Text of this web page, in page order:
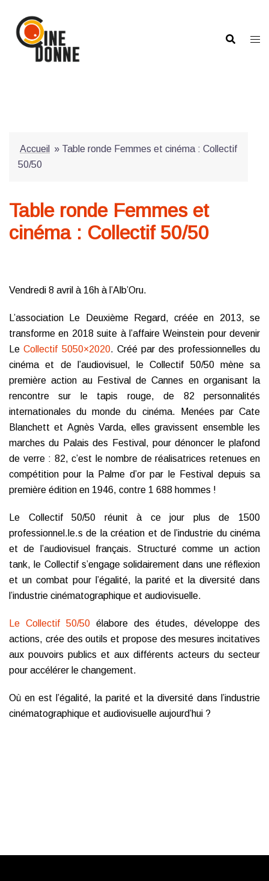
contenu
Accueil » Table ronde Femmes et cinéma : Collectif
50/50
Table ronde Femmes et
cinéma : Collectif 50/50
Vendredi 8 avril à 16h à l’Alb’Oru.
L’association Le Deuxième Regard, créée en 2013, se
transforme en 2018 suite à l’affaire Weinstein pour devenir
LeCollectif 5050×2020. Créé par des professionnelles du
cinéma et de l’audiovisuel, le Collectif 50/50 mène sa
première action au Festival de Cannes en organisant la
rencontre sur le tapis rouge, de 82 personnalités
internationales du monde du cinéma. Menées par Cate
Blanchett et Agnès Varda, elles gravissent ensemble les
marches du Palais des Festival, pour dénoncer le plafond
de verre : 82, c’est le nombre de réalisatrices retenues en
compétition pour la Palme d’or par le Festival depuis sa
première édition en 1946, contre 1 688 hommes !
Le Collectif 50/50 réunit à ce jour plus de 1500
professionnel.le.s de la création et de l’industrie du cinéma
et de l’audiovisuel français. Structuré comme un action
tank, le Collectif s’engage solidairement dans une réflexion
et un combat pour l’égalité, la parité et la diversité dans
l’industrie cinématographique et audiovisuelle.
Le Collectif 50/50 élabore des études, développe des
actions, crée des outils et propose des mesures incitatives
aux pouvoirs publics et aux différents acteurs du secteur
pour accélérer le changement.
Où en est l’égalité, la parité et la diversité dans l’industrie
cinématographique et audiovisuelle aujourd’hui ?